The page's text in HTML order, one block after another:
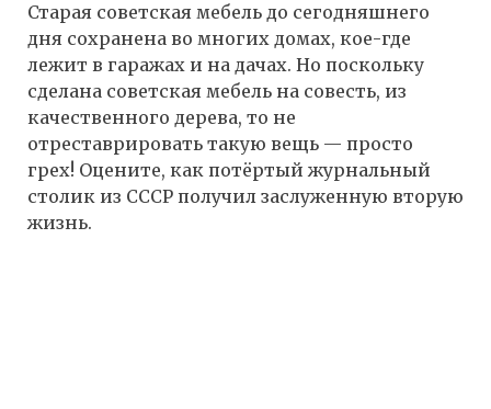
Старая советская мебель до сегодняшнего
дня сохранена во многих домах, кое-где
лежит в гаражах и на дачах. Но поскольку
сделана советская мебель на совесть, из
качественного дерева, то не
отреставрировать такую вещь — просто
грех! Оцените, как потёртый журнальный
столик из СССР получил заслуженную вторую
жизнь.